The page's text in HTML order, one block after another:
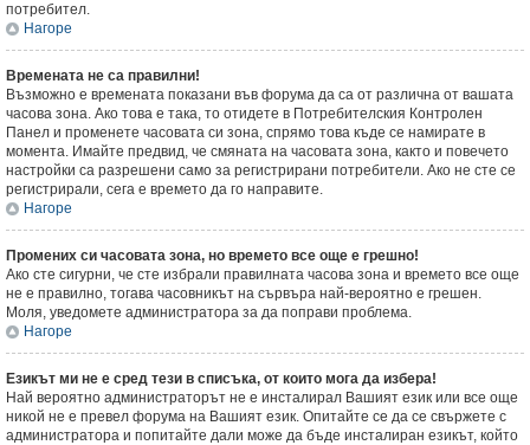
потребител.
Нагоре
Времената не са правилни!
Възможно е времената показани във форума да са от различна от вашата
часова зона. Ако това е така, то отидете в Потребителския Контролен
Панел и променете часовата си зона, спрямо това къде се намирате в
момента. Имайте предвид, че смяната на часовата зона, както и повечето
настройки са разрешени само за регистрирани потребители. Ако не сте се
регистрирали, сега е времето да го направите.
Нагоре
Промених си часовата зона, но времето все още е грешно!
Ако сте сигурни, че сте избрали правилната часова зона и времето все още
не е правилно, тогава часовникът на сървъра най-вероятно е грешен.
Моля, уведомете администратора за да поправи проблема.
Нагоре
Езикът ми не е сред тези в списъка, от които мога да избера!
Най вероятно администраторът не е инсталирал Вашият език или все още
никой не е превел форума на Вашият език. Опитайте се да се свържете с
администратора и попитайте дали може да бъде инсталиран езикът, който